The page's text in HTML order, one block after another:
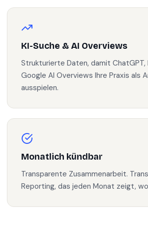
KI-Suche & AI Overviews
Strukturierte Daten, damit ChatGPT,
Google AI Overviews Ihre Praxis als
ausspielen.
Monatlich kündbar
Transparente Zusammenarbeit.
Reporting, das jeden Monat zeigt,